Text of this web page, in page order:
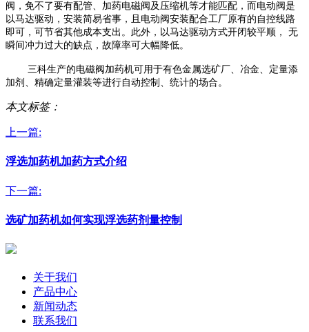
阀，免不了要有配管、加药电磁阀及压缩机等才能匹配，而电动阀是
以马达驱动，安装简易省事，且电动阀安装配合工厂原有的自控线路
即可，可节省其他成本支出。此外，以马达驱动方式开闭较平顺， 无
瞬间冲力过大的缺点， 故障率可大幅降低。
三科生产的电磁阀加药机可用于有色金属选矿厂、冶金、定量添
加剂、精确定量灌装等进行自动控制、统计的场合。
本文标签：
上一篇:
浮选加药机加药方式介绍
下一篇:
选矿加药机如何实现浮选药剂量控制
关于我们
产品中心
新闻动态
联系我们